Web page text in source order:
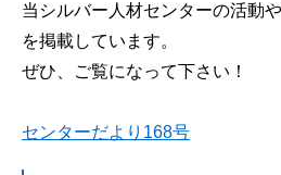
当シルバー人材センターの活動
を掲載しています。
ぜひ、ご覧になって下さい！
センターだより168号